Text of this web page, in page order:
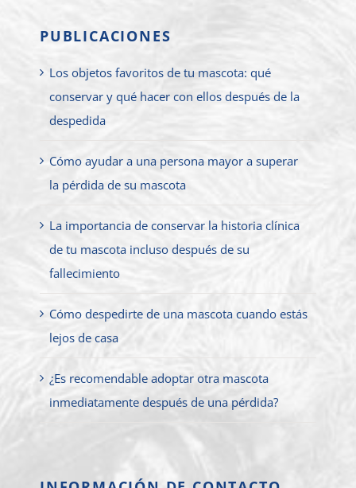
PUBLICACIONES
Los objetos favoritos de tu mascota: qué
conservar y qué hacer con ellos después de la
despedida
Cómo ayudar a una persona mayor a superar
la pérdida de su mascota
La importancia de conservar la historia clínica
de tu mascota incluso después de su
fallecimiento
Cómo despedirte de una mascota cuando estás
lejos de casa
¿Es recomendable adoptar otra mascota
inmediatamente después de una pérdida?